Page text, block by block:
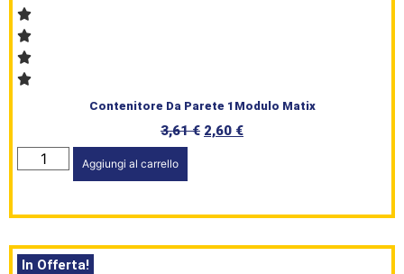
Contenitore Da Parete 1Modulo Matix
3,61€ 2,60 €
Aggiungi al carrello
In Offerta!